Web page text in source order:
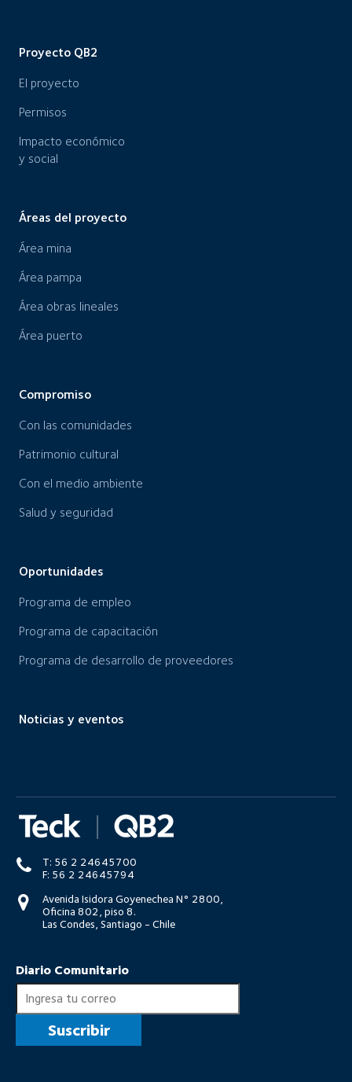
Proyecto QB2
El proyecto
Permisos
Impacto económico
y social
Áreas del proyecto
Área mina
Área pampa
Área obras lineales
Área puerto
Compromiso
Con las comunidades
Patrimonio cultural
Con el medio ambiente
Salud y seguridad
Oportunidades
Programa de empleo
Programa de capacitación
Programa de desarrollo de proveedores
Noticias y eventos
T: 56 2 24645700
F: 56 2 24645794
Avenida Isidora Goyenechea N° 2800,
Oficina 802, piso 8.
Las Condes, Santiago - Chile
Diario Comunitario